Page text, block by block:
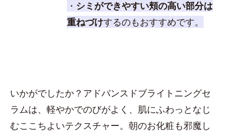
・ シミができやすい頬の高い部分は
重ねづけするのもおすすめです。
いかがでしたか？アドバンスドブライトニングセ
ラムは、軽やかでのびがよく、肌にふわっとなじ
むここちよいテクスチャー。朝のお化粧も邪魔し